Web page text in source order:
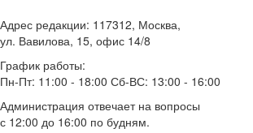
Адрес редакции: 117312, Москва,
ул. Вавилова, 15, офис 14/8
График работы:
Пн-Пт: 11:00 - 18:00 Сб-ВС: 13:00 - 16:00
Администрация отвечает на вопросы
с 12:00 до 16:00 по будням.